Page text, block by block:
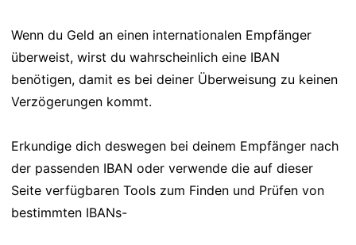
Wenn du Geld an einen internationalen Empfänger
überweist, wirst du wahrscheinlich eine IBAN
benötigen, damit es bei deiner Überweisung zu keinen
Verzögerungen kommt.
Erkundige dich deswegen bei deinem Empfänger nach
der passenden IBAN oder verwende die auf dieser
Seite verfügbaren Tools zum Finden und Prüfen von
bestimmten IBANs-